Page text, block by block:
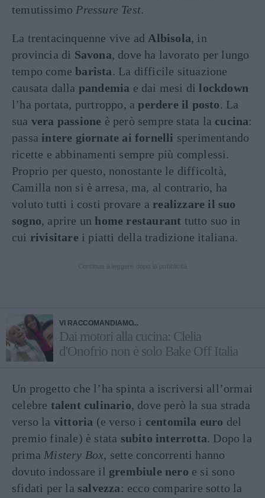
temutissimo Pressure Test.
La trentacinquenne vive ad Albisola, in
provincia di Savona, dove ha lavorato per lungo
tempo comebarista. La difficile situazione
causata dalla pandemia e dai mesi di lockdown
l’ha portata, purtroppo, aperdere il posto. La
sua vera passione è però sempre stata la cucina:
passa intere giornate ai fornelli sperimentando
ricette e abbinamenti sempre più complessi.
Proprio per questo, nonostante le difficoltà,
Camilla non si è arresa, ma, al contrario, ha
voluto tutti i costi provare a realizzare il suo
sogno, aprire un home restaurant tutto suo in
cui rivisitare i piatti della tradizione italiana.
VI RACCOMANDIAMO...
Dai motori alla cucina: Clelia
d'Onofrio non è solo Bake Off Italia
Un progetto che l’ha spinta a iscriversi all’ormai
celebre talent culinario, dove però la sua strada
verso la vittoria (e verso i centomila euro del
premio finale) è stata subito interrotta. Dopo la
prima Mistery Box, sette concorrenti hanno
dovuto indossare il grembiule nero e si sono
sfidati per la salvezza: ecco comparire sotto la